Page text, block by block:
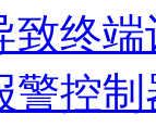
致终
警控